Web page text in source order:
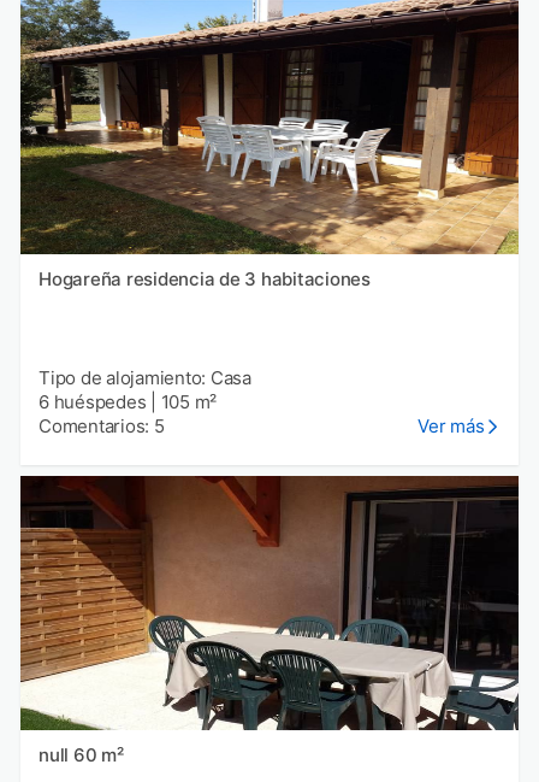
Hogareña residencia de 3 habitaciones
Tipo de alojamiento: Casa
6 huéspedes
105 m²
Comentarios: 5
Ver más
null 60 m²